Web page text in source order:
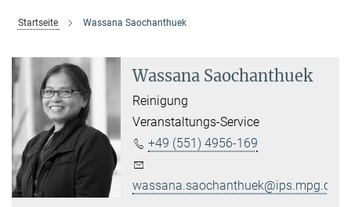
Startseite Wassana Saochanthuek
Wassana Saochanthuek
Reinigung
Veranstaltungs-Service
+49 (551) 4956-169
wassana.saochanthuek@ips.mpg.de